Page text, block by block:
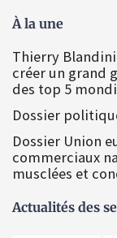
À la une
Thierry
créer un grand
des top 5
Dossier
Dossier Union
commerciaux
musclées et
Actualités des